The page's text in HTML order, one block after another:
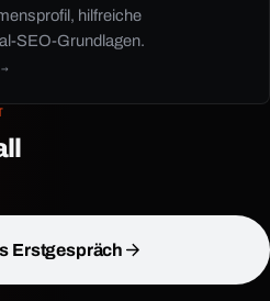
hilfreiche
SEO-Grundlagen.
Erstgespräch